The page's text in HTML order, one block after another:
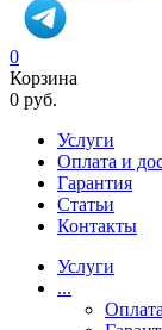
0
Корзина
0 руб.
Услуги
Оплата и
Гарантия
Статьи
Контакты
Услуги
...